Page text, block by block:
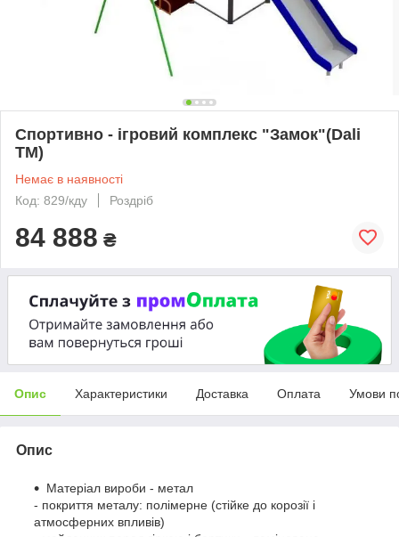
Спортивно - ігровий комплекс "Замок"(Dali
ТМ)
Немає в наявності
Код: 829/кду
Роздріб
84 888 ₴
Опис Характеристики Доставка Оплата Умови
Опис
Матеріал вироби - метал
- покриття металу: полімерне (стійке до корозії і
атмосферних впливів)